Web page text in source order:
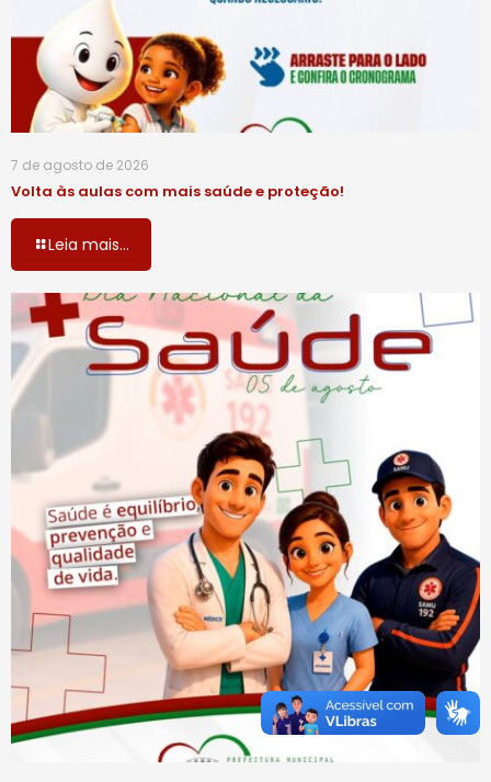
7 de agosto de 2026
Volta às aulas com mais saúde e proteção!
Leia mais...